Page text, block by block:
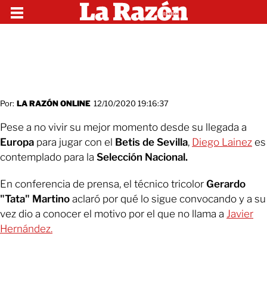
Por: LA RAZÓN ONLINE 12/10/2020 19:16:37
Pese a no vivir su mejor momento desde su llegada a
Europa para jugar con el Betis de Sevilla, Diego Lainez es
contemplado para la Selección Nacional.
En conferencia de prensa, el técnico tricolor Gerardo
"Tata" Martino aclaró por qué lo sigue convocando y a su
vez dio a conocer el motivo por el que no llama a Javier
Hernández.